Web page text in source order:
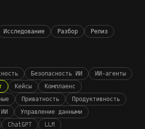
Исследование Разбор Релиз
Безопасность ИИ
ИИ-агенты
Кейсы
Комплаенс
Приватность
Продуктивность
Управление данными
ChatGPT LLM